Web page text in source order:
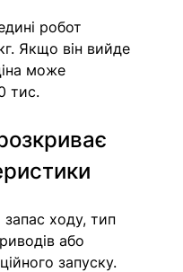
робот
Якщо він вийде
може
тис.
запас ходу, тип
або
запуску.